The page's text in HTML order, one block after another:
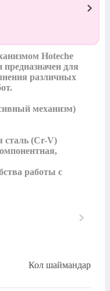
Hoteche
для
различных
механизм)
сталь (Cr-V)
работы с
Кол шаймандар